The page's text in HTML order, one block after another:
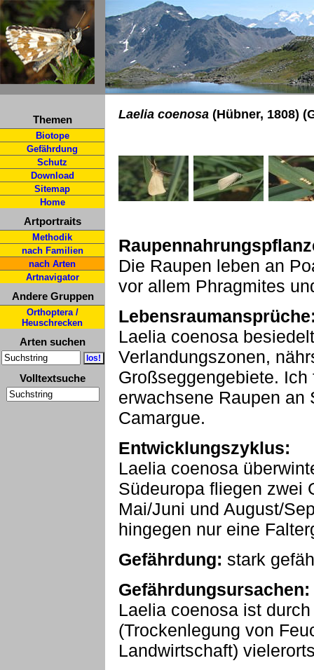
Themen
Biotope
Gefährdung
Schutz
Download
Sitemap
Home
Artportraits
Methodik
nach Familien
nach Arten
Artnavigator
Andere Gruppen
Orthoptera /
Heuschrecken
Arten suchen
Volltextsuche
Laelia coenosa (Hübner, 1808)
Die Raupen leben an
vor allem Phragmites
Laelia coenosa
Verlandungszonen,
Großseggengebiete.
erwachsene Raupen
Camargue.
Entwicklungszyklus:
Laelia coenosa
Südeuropa fliegen zwei
Mai/Juni und August/
hingegen nur eine
Gefährdung: stark
Gefährdungsursachen:
Laelia coenosa ist
(Trockenlegung von
Landwirtschaft)